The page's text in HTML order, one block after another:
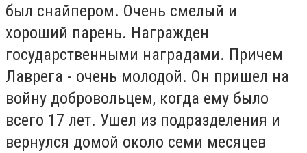
был снайпером. Очень смелый и
хороший парень. Награжден
государственными наградами. Причем
Лаврега - очень молодой. Он пришел на
войну добровольцем, когда ему было
всего 17 лет. Ушел из подразделения и
вернулся домой около семи месяцев